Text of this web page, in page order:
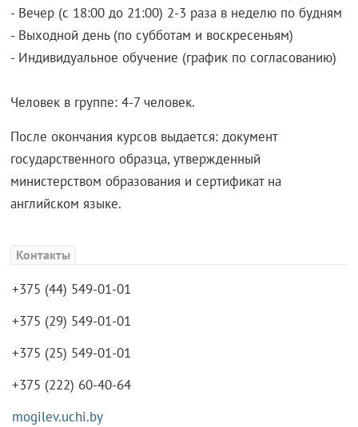
- Вечер (с 18:00 до 21:00) 2-3 раза в неделю по будням
- Выходной день (по субботам и воскресеньям)
- Индивидуальное обучение (график по согласованию)
Человек в группе: 4-7 человек.
После окончания курсов выдается: документ
государственного образца, утвержденный
министерством образования и сертификат на
английском языке.
Контакты
+375 (44) 549-01-01
+375 (29) 549-01-01
+375 (25) 549-01-01
+375 (222) 60-40-64
mogilev.uchi.by